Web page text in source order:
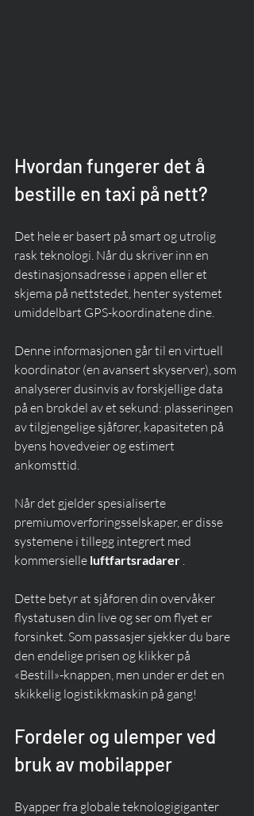
Hvordan fungerer det å
bestille en taxi på nett?
Det hele er basert på smart og utrolig
rask teknologi. Når du skriver inn en
destinasjonsadresse i appen eller et
skjema på nettstedet, henter systemet
umiddelbart GPS-koordinatene dine.
Denne informasjonen går til en virtuell
koordinator (en avansert skyserver), som
analyserer dusinvis av forskjellige data
på en brøkdel av et sekund: plasseringen
av tilgjengelige sjåfører, kapasiteten på
byens hovedveier og estimert
ankomsttid.
Når det gjelder spesialiserte
premiumoverføringsselskaper, er disse
systemene i tillegg integrert med
kommersielle luftfartsradarer .
Dette betyr at sjåføren din overvåker
flystatusen din live og ser om flyet er
forsinket. Som passasjer sjekker du bare
den endelige prisen og klikker på
«Bestill»-knappen, men under er det en
skikkelig logistikkmaskin på gang!
Fordeler og ulemper ved
bruk av mobilapper
Byapper fra globale teknologigiganter